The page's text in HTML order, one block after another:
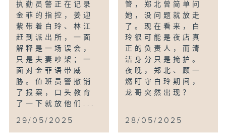
执勤员警正在记录
金菲的指控，姜迎
紫带着白玲、林江
赶到派出所，一面
解释是一场误会，
只是夫妻吵架；一
面对金菲语带威
胁。值班员警撤销
了报案，口头教育
了一下就放他们...
29/05/2025
管，郑北曾简单问
她，没问题就放走
了。现在看来，白
玲很可能是夜店真
正的负责人，而清
洁身分只是掩护。
夜晚，郑北、顾一
燃盯守白玲期间，
龙哥突然出现？
28/05/2025